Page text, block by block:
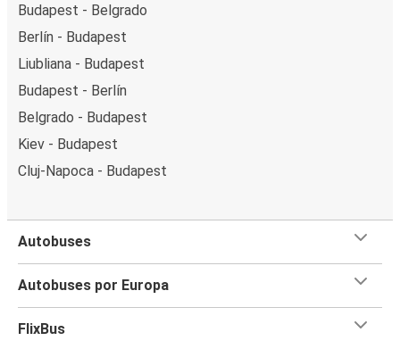
Budapest - Belgrado
Berlín - Budapest
Liubliana - Budapest
Budapest - Berlín
Belgrado - Budapest
Kiev - Budapest
Cluj-Napoca - Budapest
Autobuses
Autobuses por Europa
FlixBus